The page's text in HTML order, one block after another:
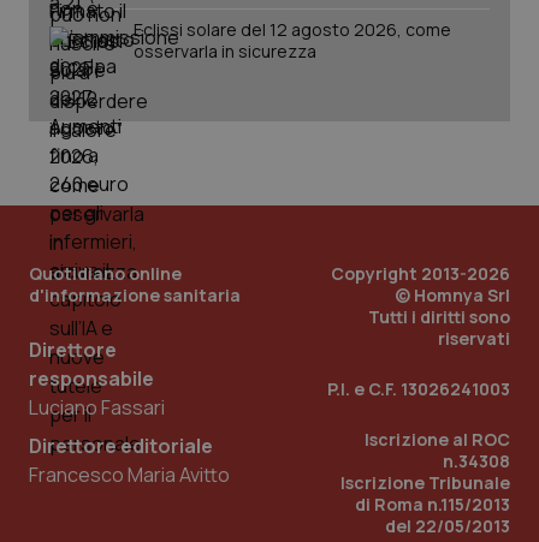
Eclissi solare del 12 agosto 2026, come
osservarla in sicurezza
Quotidiano online
d'informazione sanitaria
Direttore
responsabile
Luciano Fassari
Direttore editoriale
Francesco Maria Avitto
Copyright 2013-2026
© Homnya Srl
Tutti i diritti sono
riservati
P.I. e C.F. 13026241003
Iscrizione al ROC
n.34308
Iscrizione Tribunale
di Roma n.115/2013
del 22/05/2013
__cf_bm
_tteus www.quotidianosanitaclub.it
Sessione
Cloudflare Inc.
.info.quotidianosanitaclub.it
29 minuti
59
secondi